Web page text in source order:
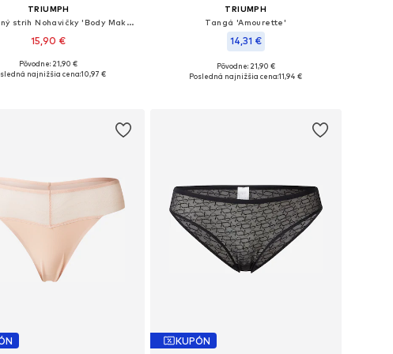
TRIUMPH
Štandardný strih Nohavičky 'Body Make-Up Soft Touch'
15,90 €
Dostupné veľkosti: XS-S
Pôvodne: 21,90 €
najnižšia cena:10,97 €
TRIUMPH
Tangá 'Amourette'
14,31 €
Dostupné veľkosti: S-M, M-L
Pôvodne: 21,90 €
Posledná najnižšia cena:11,94 €
KUPÓN